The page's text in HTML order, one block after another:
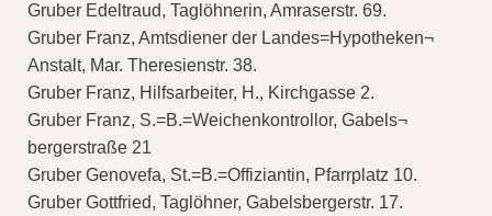
Gruber Edeltraud, Taglöhnerin, Amraserstr. 69.
Gruber Franz, Amtsdiener der Landes=Hypotheken¬
Anstalt, Mar. Theresienstr. 38.
Gruber Franz, Hilfsarbeiter, H., Kirchgasse 2.
Gruber Franz, S.=B.=Weichenkontrollor, Gabels¬
bergerstraße 21
Gruber Genovefa, St.=B.=Offiziantin, Pfarrplatz 10.
Gruber Gottfried, Taglöhner, Gabelsbergerstr. 17.